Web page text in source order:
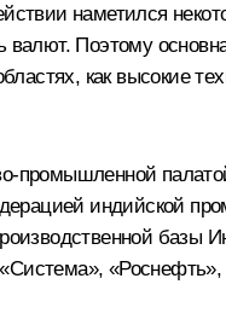
наметился
Поэтому
как высокие
промышленной
индийской
«Роснефть»,